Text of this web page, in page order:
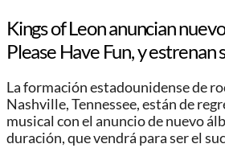
Kings of Leon anuncian
Please Have Fun, y estrenan
La formación estadounidense de
Nashville, Tennessee, están de
musical con el anuncio de nuevo
duración, que vendrá para ser el